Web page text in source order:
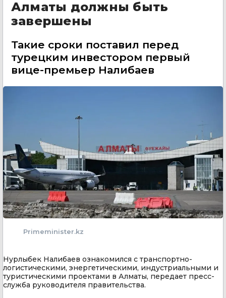
Алматы должны быть
завершены
Такие сроки поставил перед
турецким инвестором первый
вице-премьер Налибаев
Primeminister.kz
Нурлыбек Налибаев ознакомился с транспортно-
логистическими, энергетическими, индустриальными и
туристическими проектами в Алматы, передает пресс-
служба руководителя правительства.